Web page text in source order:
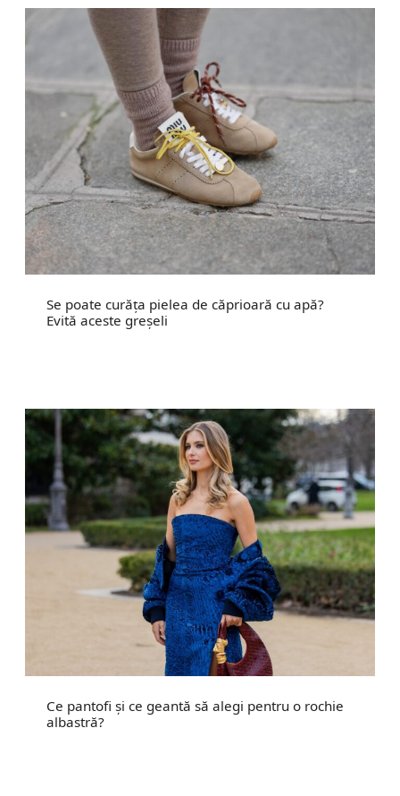
Se poate curăța pielea de căprioară cu apă?
Evită aceste greșeli
Ce pantofi și ce geantă să alegi pentru o rochie
albastră?